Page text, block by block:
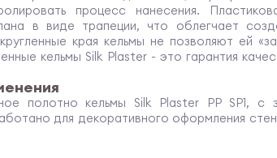
процесс нанесения.
в виде трапеции, что облегчает
края кельмы не позволяют ей
кельмы Silk Plaster - это гарантия
полотно кельмы Silk Plaster PP SP1, с
для декоративного оформления
трапециевидной формы Silk Plaster